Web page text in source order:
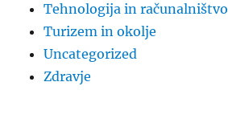
Tehnologija in računalništvo
Turizem in okolje
Uncategorized
Zdravje